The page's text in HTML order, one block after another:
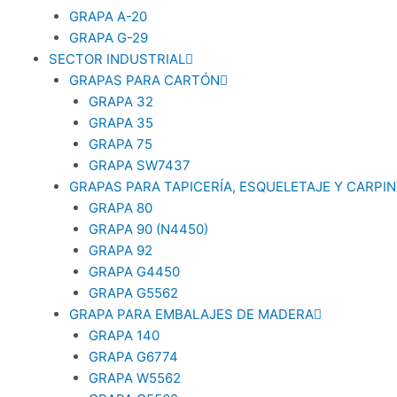
GRAPA A-20
GRAPA G-29
SECTOR INDUSTRIAL
GRAPAS PARA CARTÓN
GRAPA 32
GRAPA 35
GRAPA 75
GRAPA SW7437
GRAPAS PARA TAPICERÍA, ESQUELETAJE Y
GRAPA 80
GRAPA 90 (N4450)
GRAPA 92
GRAPA G4450
GRAPA G5562
GRAPA PARA EMBALAJES DE MADERA
GRAPA 140
GRAPA G6774
GRAPA W5562